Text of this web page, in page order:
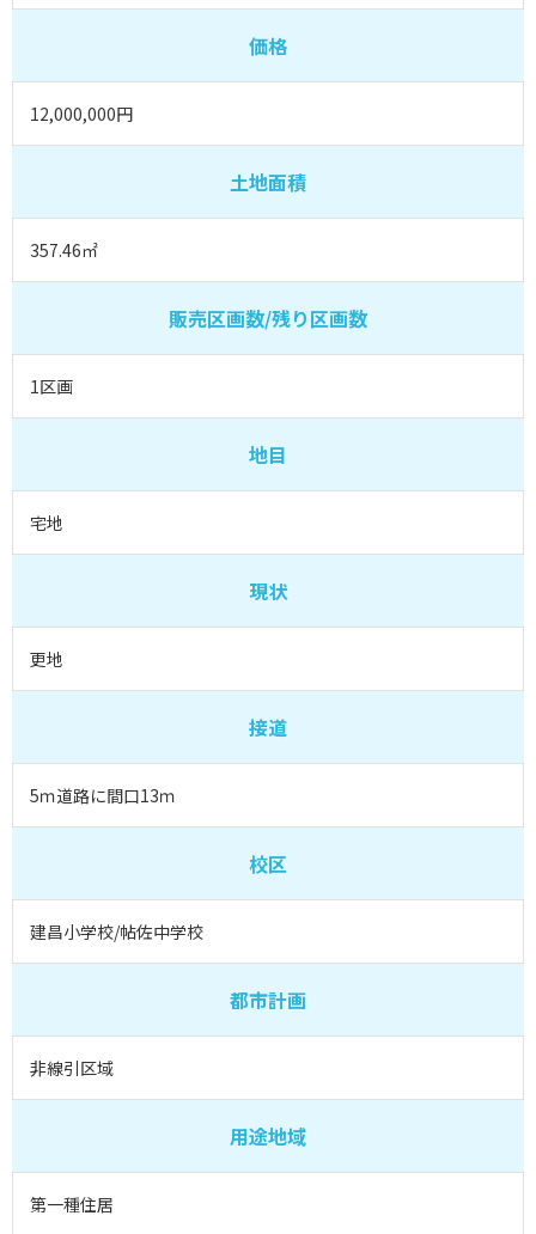
価格
12,000,000円
土地面積
357.46㎡
販売区画数/残り区画数
1区画
地目
宅地
現状
更地
接道
5ｍ道路に間口13ｍ
校区
建昌小学校/帖佐中学校
都市計画
非線引区域
用途地域
第一種住居